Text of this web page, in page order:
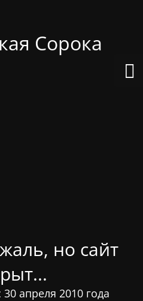
Сорока
но сайт
апреля 2010 года